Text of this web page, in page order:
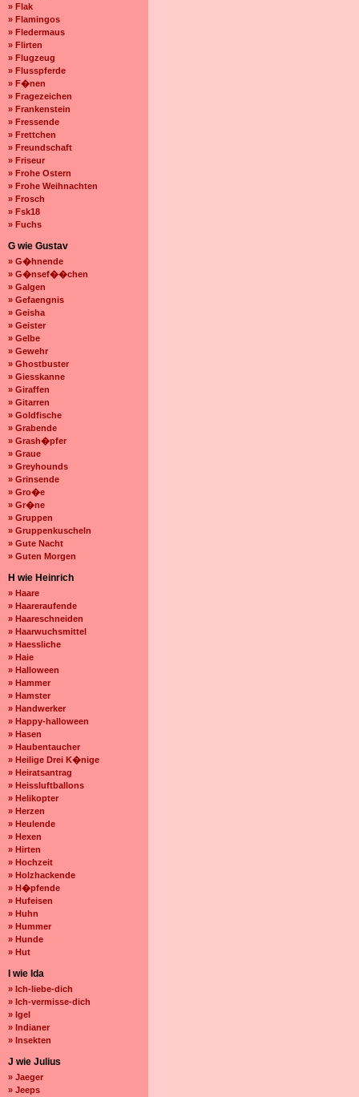
» Flak
» Flamingos
» Fledermaus
» Flirten
» Flugzeug
» Flusspferde
» F�nen
» Fragezeichen
» Frankenstein
» Fressende
» Frettchen
» Freundschaft
» Friseur
» Frohe Ostern
» Frohe Weihnachten
» Frosch
» Fsk18
» Fuchs
G wie Gustav
» G�hnende
» G�nsef��chen
» Galgen
» Gefaengnis
» Geisha
» Geister
» Gelbe
» Gewehr
» Ghostbuster
» Giesskanne
» Giraffen
» Gitarren
» Goldfische
» Grabende
» Grash�pfer
» Graue
» Greyhounds
» Grinsende
» Gro�e
» Gr�ne
» Gruppen
» Gruppenkuscheln
» Gute Nacht
» Guten Morgen
H wie Heinrich
» Haare
» Haareraufende
» Haareschneiden
» Haarwuchsmittel
» Haessliche
» Haie
» Halloween
» Hammer
» Hamster
» Handwerker
» Happy-halloween
» Hasen
» Haubentaucher
» Heilige Drei K�nige
» Heiratsantrag
» Heissluftballons
» Helikopter
» Herzen
» Heulende
» Hexen
» Hirten
» Hochzeit
» Holzhackende
» H�pfende
» Hufeisen
» Huhn
» Hummer
» Hunde
» Hut
I wie Ida
» Ich-liebe-dich
» Ich-vermisse-dich
» Igel
» Indianer
» Insekten
J wie Julius
» Jaeger
» Jeeps